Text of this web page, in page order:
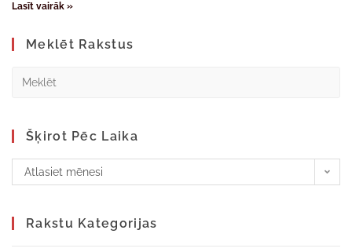
Lasīt vairāk »
Meklēt Rakstus
Šķirot Pēc Laika
Atlasiet mēnesi
Rakstu Kategorijas